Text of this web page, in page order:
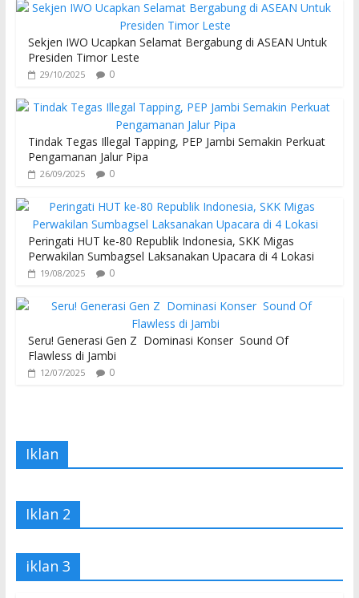
Sekjen IWO Ucapkan Selamat Bergabung di ASEAN Untuk
Presiden Timor Leste
29/10/2025 0
Tindak Tegas Illegal Tapping, PEP Jambi Semakin Perkuat
Pengamanan Jalur Pipa
26/09/2025 0
Peringati HUT ke-80 Republik Indonesia, SKK Migas
Perwakilan Sumbagsel Laksanakan Upacara di 4 Lokasi
19/08/2025 0
Seru! Generasi Gen Z Dominasi Konser Sound Of
Flawless di Jambi
12/07/2025 0
Iklan
Iklan 2
iklan 3